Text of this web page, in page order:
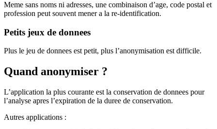
Meme sans noms ni adresses, une combinaison d’age, code postal et
profession peut souvent mener a la re-identification.
Petits jeux de donnees
Plus le jeu de donnees est petit, plus l’anonymisation est difficile.
Quand anonymiser ?
L’application la plus courante est la conservation de donnees pour
l’analyse apres l’expiration de la duree de conservation.
Autres applications :